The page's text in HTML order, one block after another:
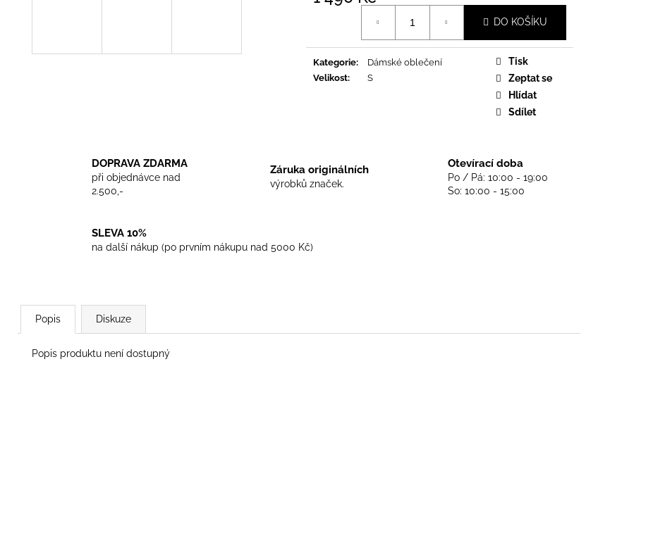
DO KOŠÍKU
Kategorie:
Dámské oblečení
Velikost: S
Tisk
Zeptat se
Hlídat
Sdílet
DOPRAVA ZDARMA
při objednávce nad
2.500,-
Záruka originálních
výrobků značek.
Otevírací doba
Po / Pá: 10:00 - 19:00
So: 10:00 - 15:00
SLEVA 10%
na další nákup (po prvním nákupu nad 5000 Kč)
Popis Diskuze
Popis produktu není dostupný
TRIKO SKINHEADS NEVER DIE - BLACK